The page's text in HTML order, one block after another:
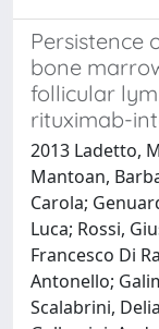
Persistence
bone
follicular
rituximab-
2013 Ladetto,
Mantoan,
Carola;
Luca; Rossi,
Francesco Di
Antonello;
Scalabrini,